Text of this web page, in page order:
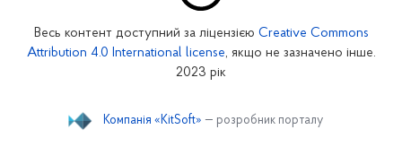
Весь контент доступний за ліцензією Creative Commons
Attribution 4.0 International license, якщо не зазначено інше.
2023 рік
Компанія «KitSoft» — розробник порталу